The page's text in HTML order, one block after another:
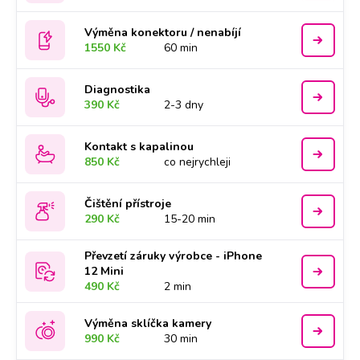
Výměna konektoru / nenabíjí
1550 Kč
60 min
Diagnostika
390 Kč
2-3 dny
Kontakt s kapalinou
850 Kč
co nejrychleji
Čištění přístroje
290 Kč
15-20 min
Převzetí záruky výrobce - iPhone
12 Mini
490 Kč
2 min
Výměna sklíčka kamery
990 Kč
30 min